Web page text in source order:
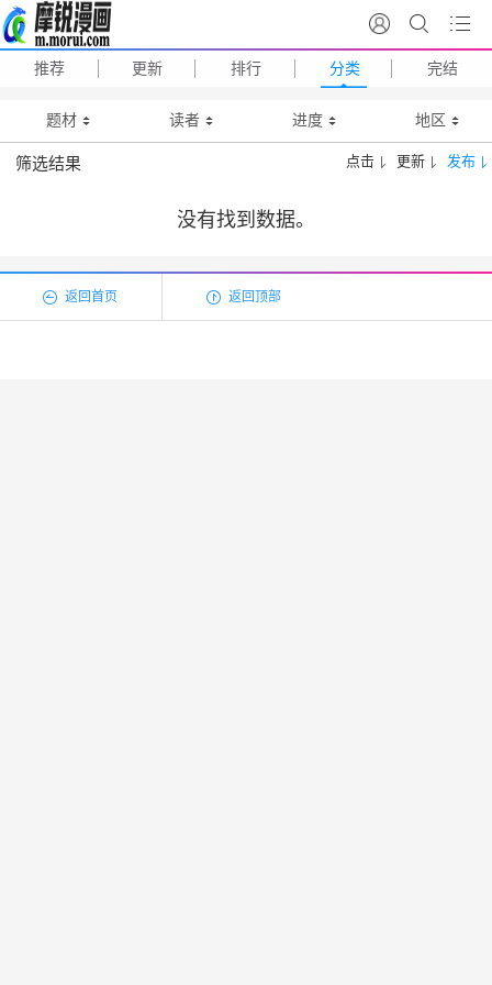
推荐 更新 排行 分类 完结
题材 读者 进度 地区
筛选结果 发布
更新
点击
没有找到数据。
返回首页 返回顶部